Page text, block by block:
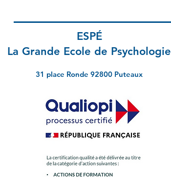
ESPÉ
La Grande Ecole de Psychologie
31 place Ronde 92800 Puteaux